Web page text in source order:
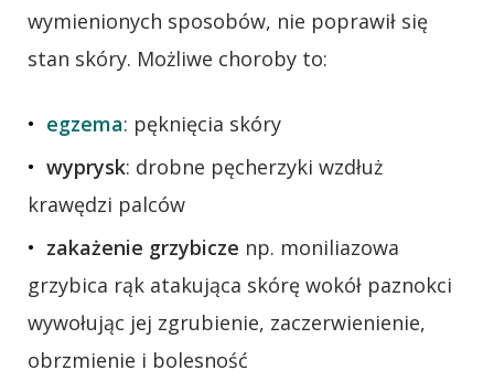
wymienionych sposobów, nie poprawił się
stan skóry. Możliwe choroby to:
egzema: pęknięcia skóry
wyprysk: drobne pęcherzyki wzdłuż
krawędzi palców
zakażenie grzybicze np. moniliazowa
grzybica rąk atakująca skórę wokół paznokci
wywołując jej zgrubienie, zaczerwienienie,
obrzmienie i bolesność